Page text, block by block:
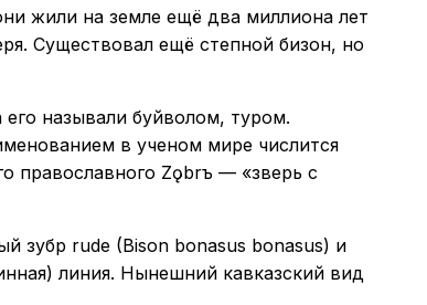
жили на земле ещё два миллиона лет
Существовал ещё степной бизон, но
называли буйволом, туром.
в ученом мире числится
православного Zǫbrъ — «зверь с
зубр rude (Bison bonasus bonasus) и
линия. Нынешний кавказский вид